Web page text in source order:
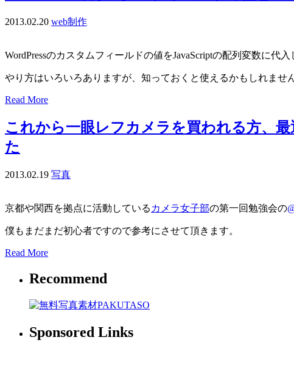
2013.02.20 web制作
WordPressのカスタムフィールドの値をJavaScriptの配列変数に代入
やり方はいろいろありますが、知っておくと使えるかもしれません
Read More
これから一眼レフカメラを買われる方、
た
2013.02.19 写真
京都や関西を拠点に活動している カメラ女子部の第一回勉強会の
僕もまだまだ初心者ですので参考にさせて頂きます。
Read More
Recommend
Sponsored Links